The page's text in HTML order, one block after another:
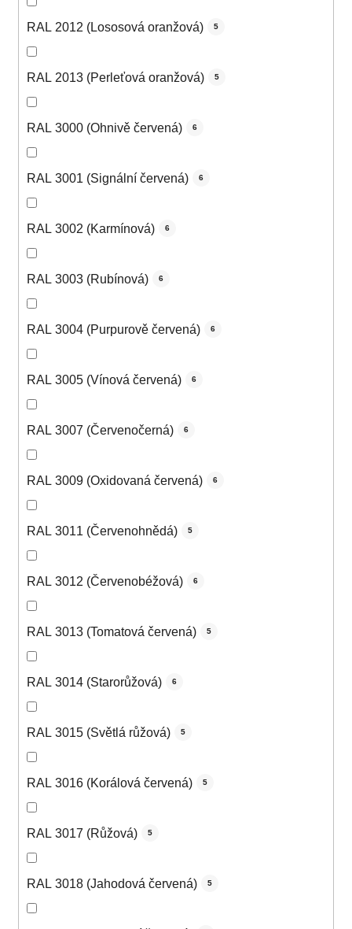
RAL 2012 (Lososová oranžová) 5
RAL 2013 (Perleťová oranžová) 5
RAL 3000 (Ohnivě červená) 6
RAL 3001 (Signální červená) 6
RAL 3002 (Karmínová) 6
RAL 3003 (Rubínová) 6
RAL 3004 (Purpurově červená) 6
RAL 3005 (Vínová červená) 6
RAL 3007 (Červenočerná) 6
RAL 3009 (Oxidovaná červená) 6
RAL 3011 (Červenohnědá) 5
RAL 3012 (Červenobéžová) 6
RAL 3013 (Tomatová červená) 5
RAL 3014 (Starorůžová) 6
RAL 3015 (Světlá růžová) 5
RAL 3016 (Korálová červená) 5
RAL 3017 (Růžová) 5
RAL 3018 (Jahodová červená) 5